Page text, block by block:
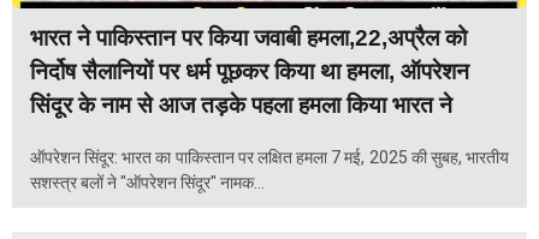
भारत ने पाकिस्तान पर किया जवाबी हमला,22,अप्रैल को
निर्दोष सैलानियों पर धर्म पूछकर किया था हमला, ऑपरेशन
सिंदूर के नाम से आज तड़के पहला हमला किया भारत ने
ऑपरेशन सिंदूर: भारत का पाकिस्तान पर लक्षित हमला 7 मई, 2025 की सुबह, भारतीय
सशस्त्र बलों ने "ऑपरेशन सिंदूर" नामक...